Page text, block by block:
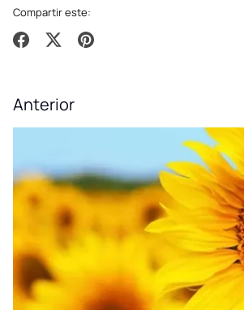
Compartir este:
Anterior